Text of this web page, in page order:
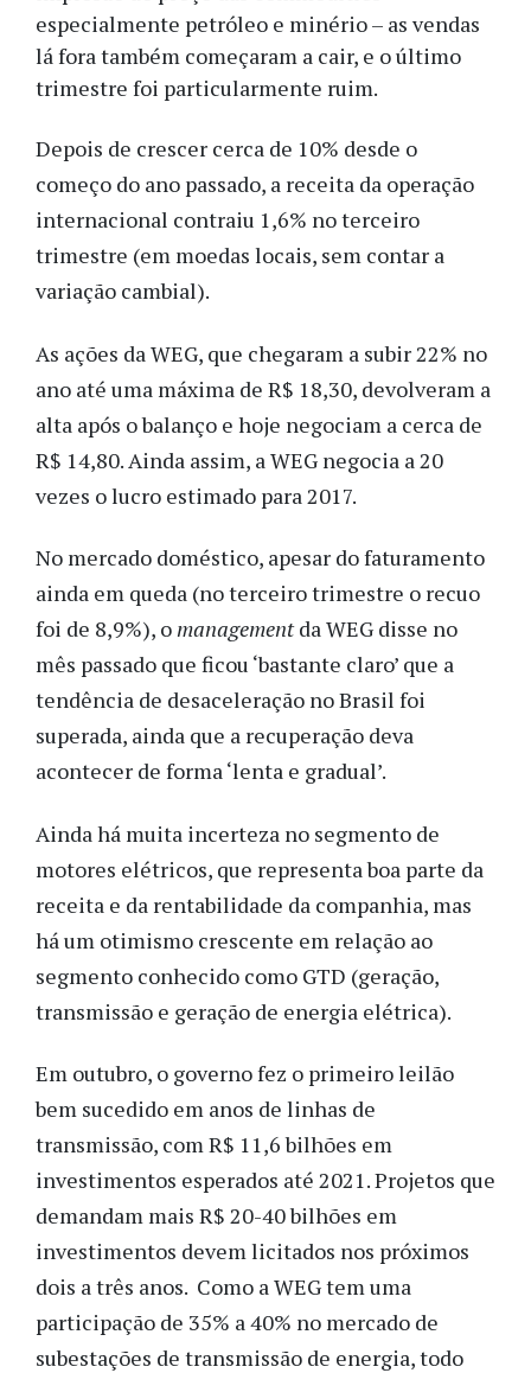
especialmente petróleo e minério – as vendas
lá fora também começaram a cair, e o último
trimestre foi particularmente ruim.
Depois de crescer cerca de 10% desde o
começo do ano passado, a receita da operação
internacional contraiu 1,6% no terceiro
trimestre (em moedas locais, sem contar a
variação cambial).
As ações da WEG, que chegaram a subir 22% no
ano até uma máxima de R$ 18,30, devolveram a
alta após o balanço e hoje negociam a cerca de
R$ 14,80. Ainda assim, a WEG negocia a 20
vezes o lucro estimado para 2017.
No mercado doméstico, apesar do faturamento
ainda em queda (no terceiro trimestre o recuo
foi de 8,9%), omanagementda WEG disse no
mês passado que ficou ‘bastante claro’ que a
tendência de desaceleração no Brasil foi
superada, ainda que a recuperação deva
acontecer de forma ‘lenta e gradual’.
Ainda há muita incerteza no segmento de
motores elétricos, que representa boa parte da
receita e da rentabilidade da companhia, mas
há um otimismo crescente em relação ao
segmento conhecido como GTD (geração,
transmissão e geração de energia elétrica).
Em outubro, o governo fez o primeiro leilão
bem sucedido em anos de linhas de
transmissão, com R$ 11,6 bilhões em
investimentos esperados até 2021. Projetos que
demandam mais R$ 20-40 bilhões em
investimentos devem licitados nos próximos
dois a três anos. Como a WEG tem uma
participação de 35% a 40% no mercado de
subestações de transmissão de energia, todo